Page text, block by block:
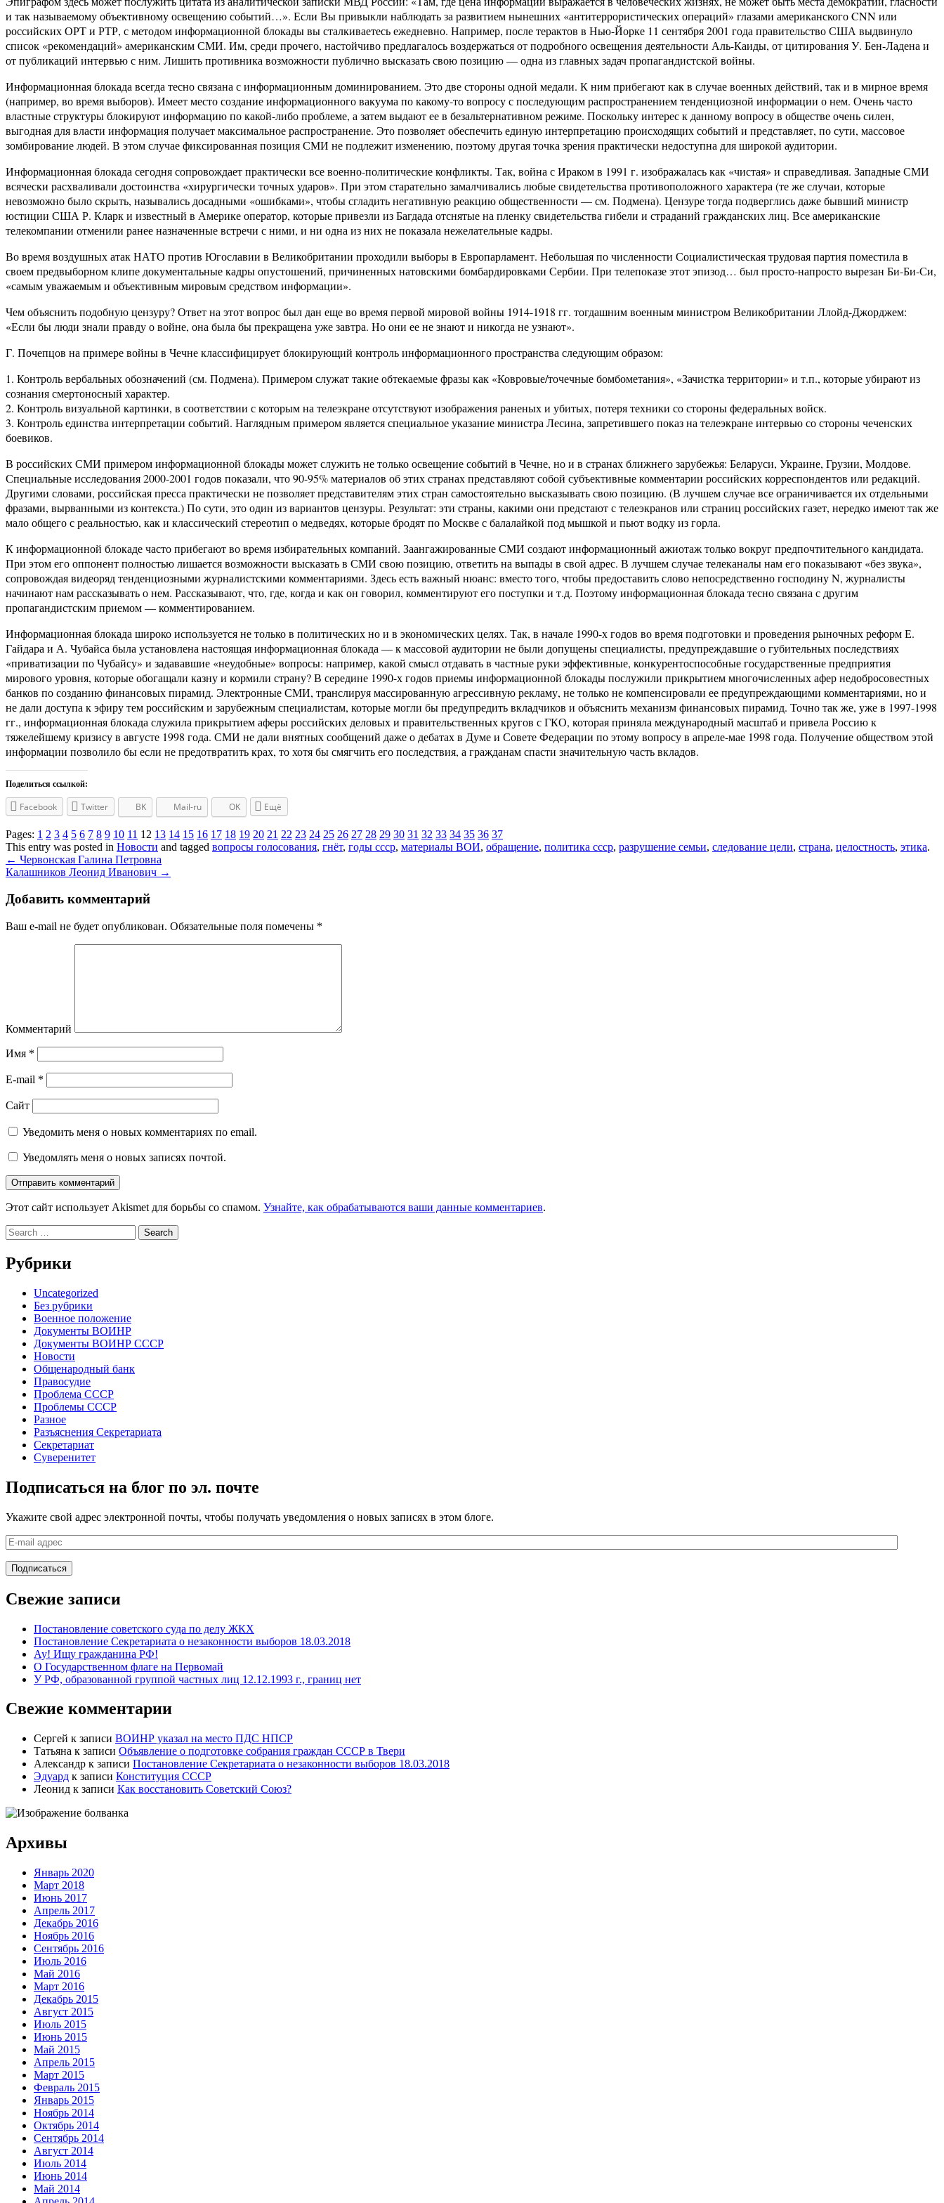
и так называемому объективному освещению событий…». Если Вы привыкли наблюдать за развитием нынешних «антитеррористических операций» глазами американского CNN или
российских ОРТ и РТР, с методом информационной блокады вы сталкиваетесь ежедневно. Например, после терактов в Нью-Йорке 11 сентября 2001 года правительство США выдвинуло
список «рекомендаций» американским СМИ. Им, среди прочего, настойчиво предлагалось воздержаться от подробного освещения деятельности Аль-Каиды, от цитирования У. Бен-Ладена и
от публикаций интервью с ним. Лишить противника возможности публично высказать свою позицию — одна из главных задач пропагандистской войны.
Информационная блокада всегда тесно связана с информационным доминированием. Это две стороны одной медали. К ним прибегают как в случае военных действий, так и в мирное время
(например, во время выборов). Имеет место создание информационного вакуума по какому-то вопросу с последующим распространением тенденциозной информации о нем. Очень часто
властные структуры блокируют информацию по какой-либо проблеме, а затем выдают ее в безальтернативном режиме. Поскольку интерес к данному вопросу в обществе очень силен,
выгодная для власти информация получает максимальное распространение. Это позволяет обеспечить единую интерпретацию происходящих событий и представляет, по сути, массовое
зомбирование людей. В этом случае фиксированная позиция СМИ не подлежит изменению, поэтому другая точка зрения практически недоступна для широкой аудитории.
Информационная блокада сегодня сопровождает практически все военно-политические конфликты. Так, война с Ираком в 1991 г. изображалась как «чистая» и справедливая. Западные СМИ
всячески расхваливали достоинства «хирургически точных ударов». При этом старательно замалчивались любые свидетельства противоположного характера (те же случаи, которые
невозможно было скрыть, назывались досадными «ошибками», чтобы сгладить негативную реакцию общественности — см. Подмена). Цензуре тогда подверглись даже бывший министр
юстиции США Р. Кларк и известный в Америке оператор, которые привезли из Багдада отснятые на пленку свидетельства гибели и страданий гражданских лиц. Все американские
телекомпании отменили ранее назначенные встречи с ними, и ни одна из них не показала нежелательные кадры.
Во время воздушных атак НАТО против Югославии в Великобритании проходили выборы в Европарламент. Небольшая по численности Социалистическая трудовая партия поместила в
своем предвыборном клипе документальные кадры опустошений, причиненных натовскими бомбардировками Сербии. При телепоказе этот эпизод… был просто-напросто вырезан Би-Би-Си,
«самым уважаемым и объективным мировым средством информации».
Чем объяснить подобную цензуру? Ответ на этот вопрос был дан еще во время первой мировой войны 1914-1918 гг. тогдашним военным министром Великобритании Ллойд-Джорджем:
«Если бы люди знали правду о войне, она была бы прекращена уже завтра. Но они ее не знают и никогда не узнают».
Г. Почепцов на примере войны в Чечне классифицирует блокирующий контроль информационного пространства следующим образом:
1. Контроль вербальных обозначений (см. Подмена). Примером служат такие обтекаемые фразы как «Ковровые/точечные бомбометания», «Зачистка территории» и т.п., которые убирают из
сознания смертоносный характер.
2. Контроль визуальной картинки, в соответствии с которым на телеэкране отсутствуют изображения раненых и убитых, потеря техники со стороны федеральных войск.
3. Контроль единства интерпретации событий. Наглядным примером является специальное указание министра Лесина, запретившего показ на телеэкране интервью со стороны чеченских
боевиков.
В российских СМИ примером информационной блокады может служить не только освещение событий в Чечне, но и в странах ближнего зарубежья: Беларуси, Украине, Грузии, Молдове.
Специальные исследования 2000-2001 годов показали, что 90-95% материалов об этих странах представляют собой субъективные комментарии российских корреспондентов или редакций.
Другими словами, российская пресса практически не позволяет представителям этих стран самостоятельно высказывать свою позицию. (В лучшем случае все ограничивается их отдельными
фразами, вырванными из контекста.) По сути, это один из вариантов цензуры. Результат: эти страны, какими они предстают с телеэкранов или страниц российских газет, нередко имеют так же
мало общего с реальностью, как и классический стереотип о медведях, которые бродят по Москве с балалайкой под мышкой и пьют водку из горла.
К информационной блокаде часто прибегают во время избирательных компаний. Заангажированные СМИ создают информационный ажиотаж только вокруг предпочтительного кандидата.
При этом его оппонент полностью лишается возможности высказать в СМИ свою позицию, ответить на выпады в свой адрес. В лучшем случае телеканалы нам его показывают «без звука»,
сопровождая видеоряд тенденциозными журналистскими комментариями. Здесь есть важный нюанс: вместо того, чтобы предоставить слово непосредственно господину N, журналисты
начинают нам рассказывать о нем. Рассказывают, что, где, когда и как он говорил, комментируют его поступки и т.д. Поэтому информационная блокада тесно связана с другим
пропагандистским приемом — комментированием.
Информационная блокада широко используется не только в политических но и в экономических целях. Так, в начале 1990-х годов во время подготовки и проведения рыночных реформ Е.
Гайдара и А. Чубайса была установлена настоящая информационная блокада — к массовой аудитории не были допущены специалисты, предупреждавшие о губительных последствиях
«приватизации по Чубайсу» и задававшие «неудобные» вопросы: например, какой смысл отдавать в частные руки эффективные, конкурентоспособные государственные предприятия
мирового уровня, которые обогащали казну и кормили страну? В середине 1990-х годов приемы информационной блокады послужили прикрытием многочисленных афер недобросовестных
банков по созданию финансовых пирамид. Электронные СМИ, транслируя массированную агрессивную рекламу, не только не компенсировали ее предупреждающими комментариями, но и
не дали доступа к эфиру тем российским и зарубежным специалистам, которые могли бы предупредить вкладчиков и объяснить механизм финансовых пирамид. Точно так же, уже в 1997-1998
гг., информационная блокада служила прикрытием аферы российских деловых и правительственных кругов с ГКО, которая приняла международный масштаб и привела Россию к
тяжелейшему кризису в августе 1998 года. СМИ не дали внятных сообщений даже о дебатах в Думе и Совете Федерации по этому вопросу в апреле-мае 1998 года. Получение обществом этой
информации позволило бы если не предотвратить крах, то хотя бы смягчить его последствия, а гражданам спасти значительную часть вкладов.
Поделиться ссылкой:
Facebook Twitter BK Mail-ru OK Ещё
Pages: 1 2 3 4 5 6 7 8 9 10 11 12 13 14 15 16 17 18 19 20 21 22 23 24 25 26 27 28 29 30 31 32 33 34 35 36 37
This entry was posted in Новости and tagged вопросы голосования, гнёт, годы ссср, материалы ВОИ, обращение, политика ссср, разрушение семьи, следование цели, страна, целостность, этика.
Post
navigation
← Червонская Галина Петровна
Калашников Леонид Иванович →
Добавить комментарий
Ваш e-mail не будет опубликован. Обязательные поля помечены *
Комментарий
Имя *
E-mail *
Сайт
Уведомить меня о новых комментариях по email.
Уведомлять меня о новых записях почтой.
Этот сайт использует Akismet для борьбы со спамом. Узнайте, как обрабатываются ваши данные комментариев.
Search
for:
Рубрики
Uncategorized
Без рубрики
Военное положение
Документы ВОИНР
Документы ВОИНР СССР
Новости
Общенародный банк
Правосудие
Проблема СССР
Проблемы СССР
Разное
Разъяснения Секретариата
Секретариат
Суверенитет
Подписаться на блог по эл. почте
Укажите свой адрес электронной почты, чтобы получать уведомления о новых записях в этом блоге.
E-
mail
адрес
Подписаться
Свежие записи
Постановление советского суда по делу ЖКХ
Постановление Секретариата о незаконности выборов 18.03.2018
Ау! Ищу гражданина РФ!
О Государственном флаге на Первомай
У РФ, образованной группой частных лиц 12.12.1993 г., границ нет
Свежие комментарии
Сергей к записи ВОИНР указал на место ПДС НПСР
Татьяна к записи Объявление о подготовке собрания граждан СССР в Твери
Александр к записи Постановление Секретариата о незаконности выборов 18.03.2018
Эдуард к записи Конституция СССР
Леонид к записи Как восстановить Советский Союз?
Архивы
Январь 2020
Март 2018
Июнь 2017
Апрель 2017
Декабрь 2016
Ноябрь 2016
Сентябрь 2016
Июль 2016
Май 2016
Март 2016
Декабрь 2015
Август 2015
Июль 2015
Июнь 2015
Май 2015
Апрель 2015
Март 2015
Февраль 2015
Январь 2015
Ноябрь 2014
Октябрь 2014
Сентябрь 2014
Август 2014
Июль 2014
Июнь 2014
Май 2014